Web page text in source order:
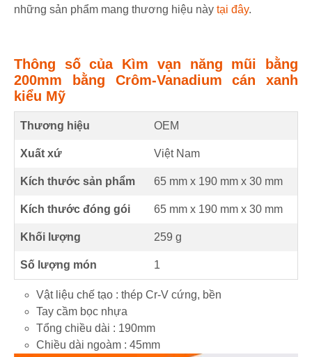
những sản phẩm mang thương hiệu này tại đây.
Thông số của Kìm vạn năng mũi bằng
200mm bằng Crôm-Vanadium cán xanh
kiểu Mỹ
Thương hiệu OEM
Xuất xứ Việt Nam
Kích thước sản phẩm 65 mm x 190 mm x 30 mm
Kích thước đóng gói 65 mm x 190 mm x 30 mm
Khối lượng 259 g
Số lượng món 1
Vật liệu chế tạo : thép Cr-V cứng, bền
Tay cầm bọc nhựa
Tổng chiều dài : 190mm
Chiều dài ngoàm : 45mm